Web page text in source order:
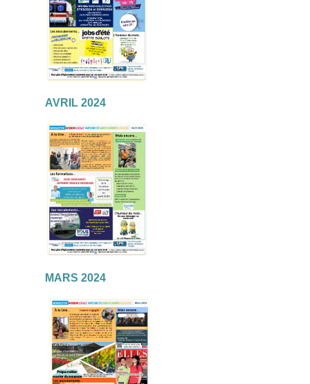
AVRIL 2024
MARS 2024